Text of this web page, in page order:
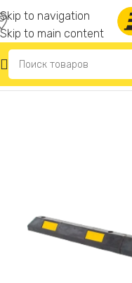
Skip to navigation
Skip to main content
Главная Колесоотбойники